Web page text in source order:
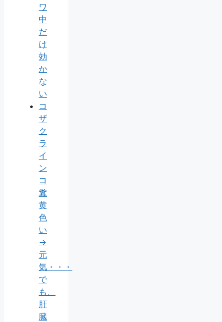
ワ
中
だ
け
効
か
な
い
コ
ザ
ク
ラ
イ
ン
コ
糞
黄
色
い
→
元
気・・・
で
も、
肝
臓